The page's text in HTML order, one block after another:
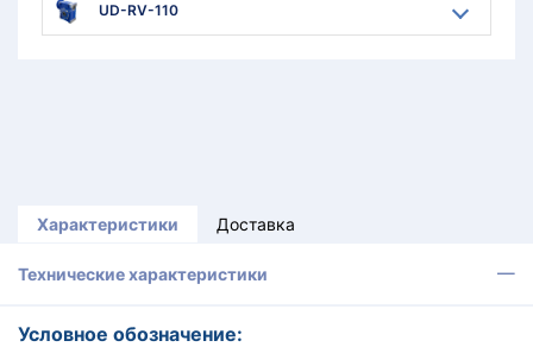
UD-RV-110
Характеристики Доставка
Технические характеристики
Условное обозначение: